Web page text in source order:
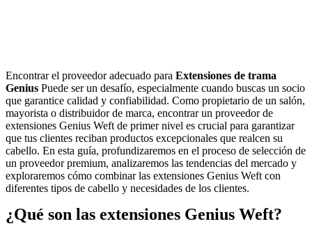
Encontrar el proveedor adecuado para Extensiones de trama
Genius Puede ser un desafío, especialmente cuando buscas un socio
que garantice calidad y confiabilidad. Como propietario de un salón,
mayorista o distribuidor de marca, encontrar un proveedor de
extensiones Genius Weft de primer nivel es crucial para garantizar
que tus clientes reciban productos excepcionales que realcen su
cabello. En esta guía, profundizaremos en el proceso de selección de
un proveedor premium, analizaremos las tendencias del mercado y
exploraremos cómo combinar las extensiones Genius Weft con
diferentes tipos de cabello y necesidades de los clientes.
¿Qué son las extensiones Genius Weft?